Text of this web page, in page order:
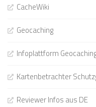
CacheWiki
Geocaching
Infoplattform
Kartenbetrachter
Reviewer Infos aus DE